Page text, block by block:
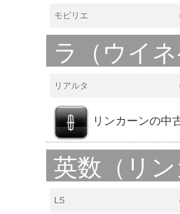
モビリエ
ラ（ウイ
リアルタ
リンカーンの中
英数（リ
LS